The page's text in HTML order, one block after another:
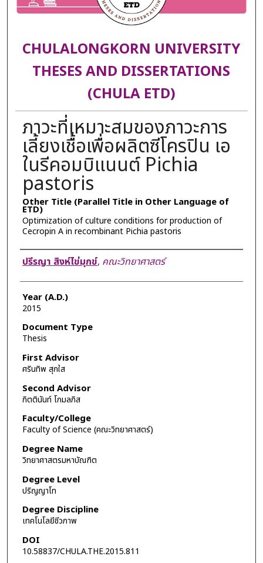
CHULALONGKORN UNIVERSITY
THESES AND DISSERTATIONS
(CHULA ETD)
ภาวะที่เหมาะสมของภาวะการ
เลี้ยงเชื้อเพื่อผลิตซีโครปิน เอ
ในรีคอมบิแนนต์ Pichia
pastoris
Other Title (Parallel Title in Other Language of
ETD)
Optimization of culture conditions for production of
Cecropin A in recombinant Pichia pastoris
Author
ปรีรญา สิงห์ไข่มุกข์, คณะวิทยาศาสตร์
Year (A.D.)
2015
Document Type
Thesis
First Advisor
ศรินทิพ สุกใส
Second Advisor
กิตตินันท์ โกมลภิส
Faculty/College
Faculty of Science (คณะวิทยาศาสตร์)
Degree Name
วิทยาศาสตรมหาบัณฑิต
Degree Level
ปริญญาโท
Degree Discipline
เทคโนโลยีชีวภาพ
DOI
10.58837/CHULA.THE.2015.811